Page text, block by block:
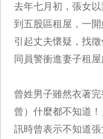
去年七月初，張女
到五股區租屋，一
引起丈夫懷疑，找
同員警衝進妻子租
曾姓男子雖然衣著
曾）什麼都不知道
訊時曾表示不知道張